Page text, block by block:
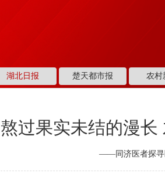
湖北日报 楚天都市报 农村
熬过果实未结的漫长
——同济医者探寻